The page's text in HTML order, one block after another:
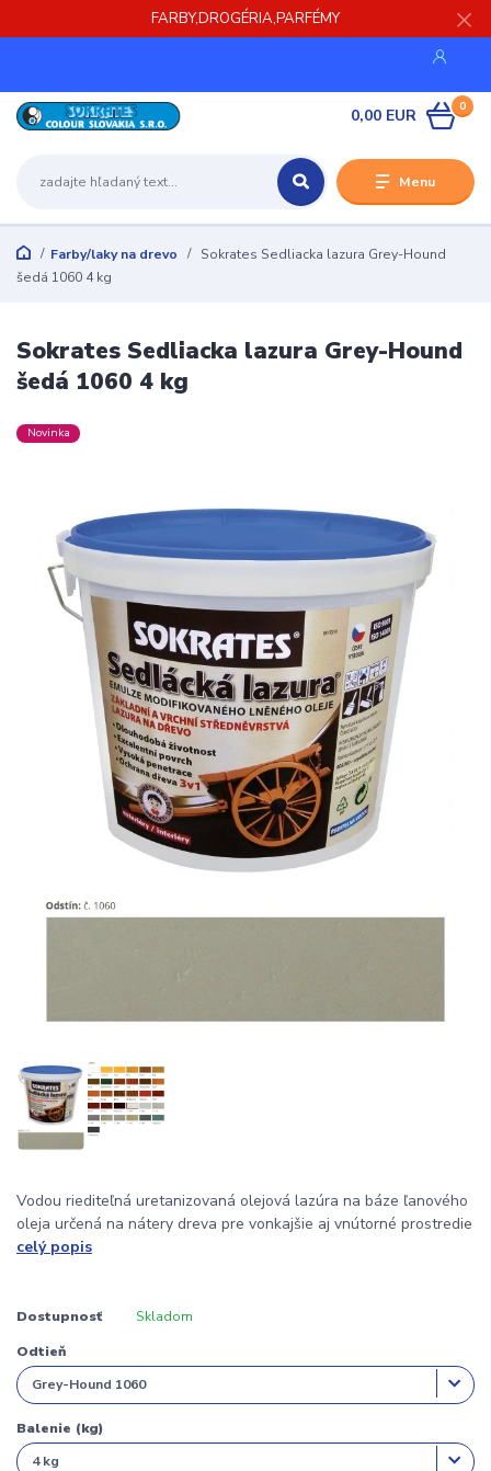
FARBY,DROGÉRIA,PARFÉMY
Menu
0
0,00 EUR
Farby/laky na drevo
Sokrates Sedliacka lazura Grey-Hound
šedá 1060 4 kg
Sokrates Sedliacka lazura Grey-Hound
šedá 1060 4 kg
Novinka
Vodou riediteľná uretanizovaná olejová lazúra na báze ľanového
oleja určená na nátery dreva pre vonkajšie aj vnútorné prostredie
celý popis
Dostupnosť Skladom
Odtieň
Balenie (kg)